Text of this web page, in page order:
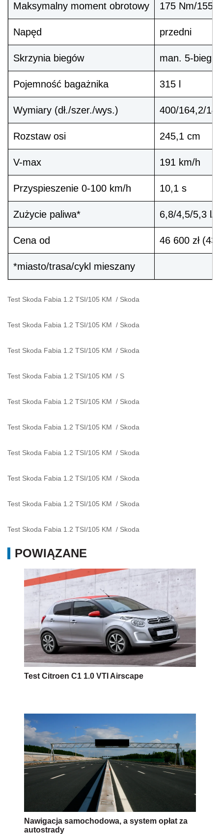
Maksymalny moment obrotowy 175 Nm/
Napęd przedni
Skrzynia biegów man. 5-bieg.
Pojemność bagażnika 315 l
Wymiary (dł./szer./wys.) 400/164,2/
Rozstaw osi 245,1 cm
V-max 191 km/h
Przyspieszenie 0-100 km/h 10,1 s
Zużycie paliwa* 6,8/4,5/5,3 l/
Cena od 46 600 zł
*miasto/trasa/cykl mieszany
Test Skoda Fabia 1.2 TSI/105 KM / Skoda
Test Skoda Fabia 1.2 TSI/105 KM / Skoda
Test Skoda Fabia 1.2 TSI/105 KM / Skoda
Test Skoda Fabia 1.2 TSI/105 KM / S
Test Skoda Fabia 1.2 TSI/105 KM / Skoda
Test Skoda Fabia 1.2 TSI/105 KM / Skoda
Test Skoda Fabia 1.2 TSI/105 KM / Skoda
Test Skoda Fabia 1.2 TSI/105 KM / Skoda
Test Skoda Fabia 1.2 TSI/105 KM / Skoda
Test Skoda Fabia 1.2 TSI/105 KM / Skoda
POWIĄZANE
Test Citroen C1 1.0 VTI Airscape
Nawigacja samochodowa, a system opłat za
autostrady